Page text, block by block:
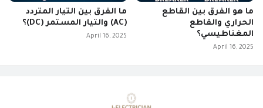
ما هو الفرق بين القاطع
الحراري والقاطع
المغناطيسي؟
April 16, 2025
ما الفرق بين التيار المتردد
(AC) والتيار المستمر (DC)؟
April 16, 2025